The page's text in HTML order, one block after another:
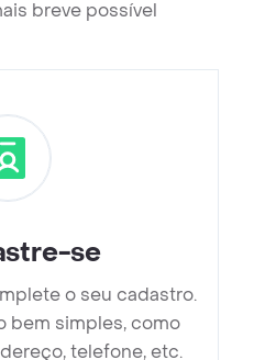
breve possível
se
o seu cadastro.
bem simples, como
telefone, etc.